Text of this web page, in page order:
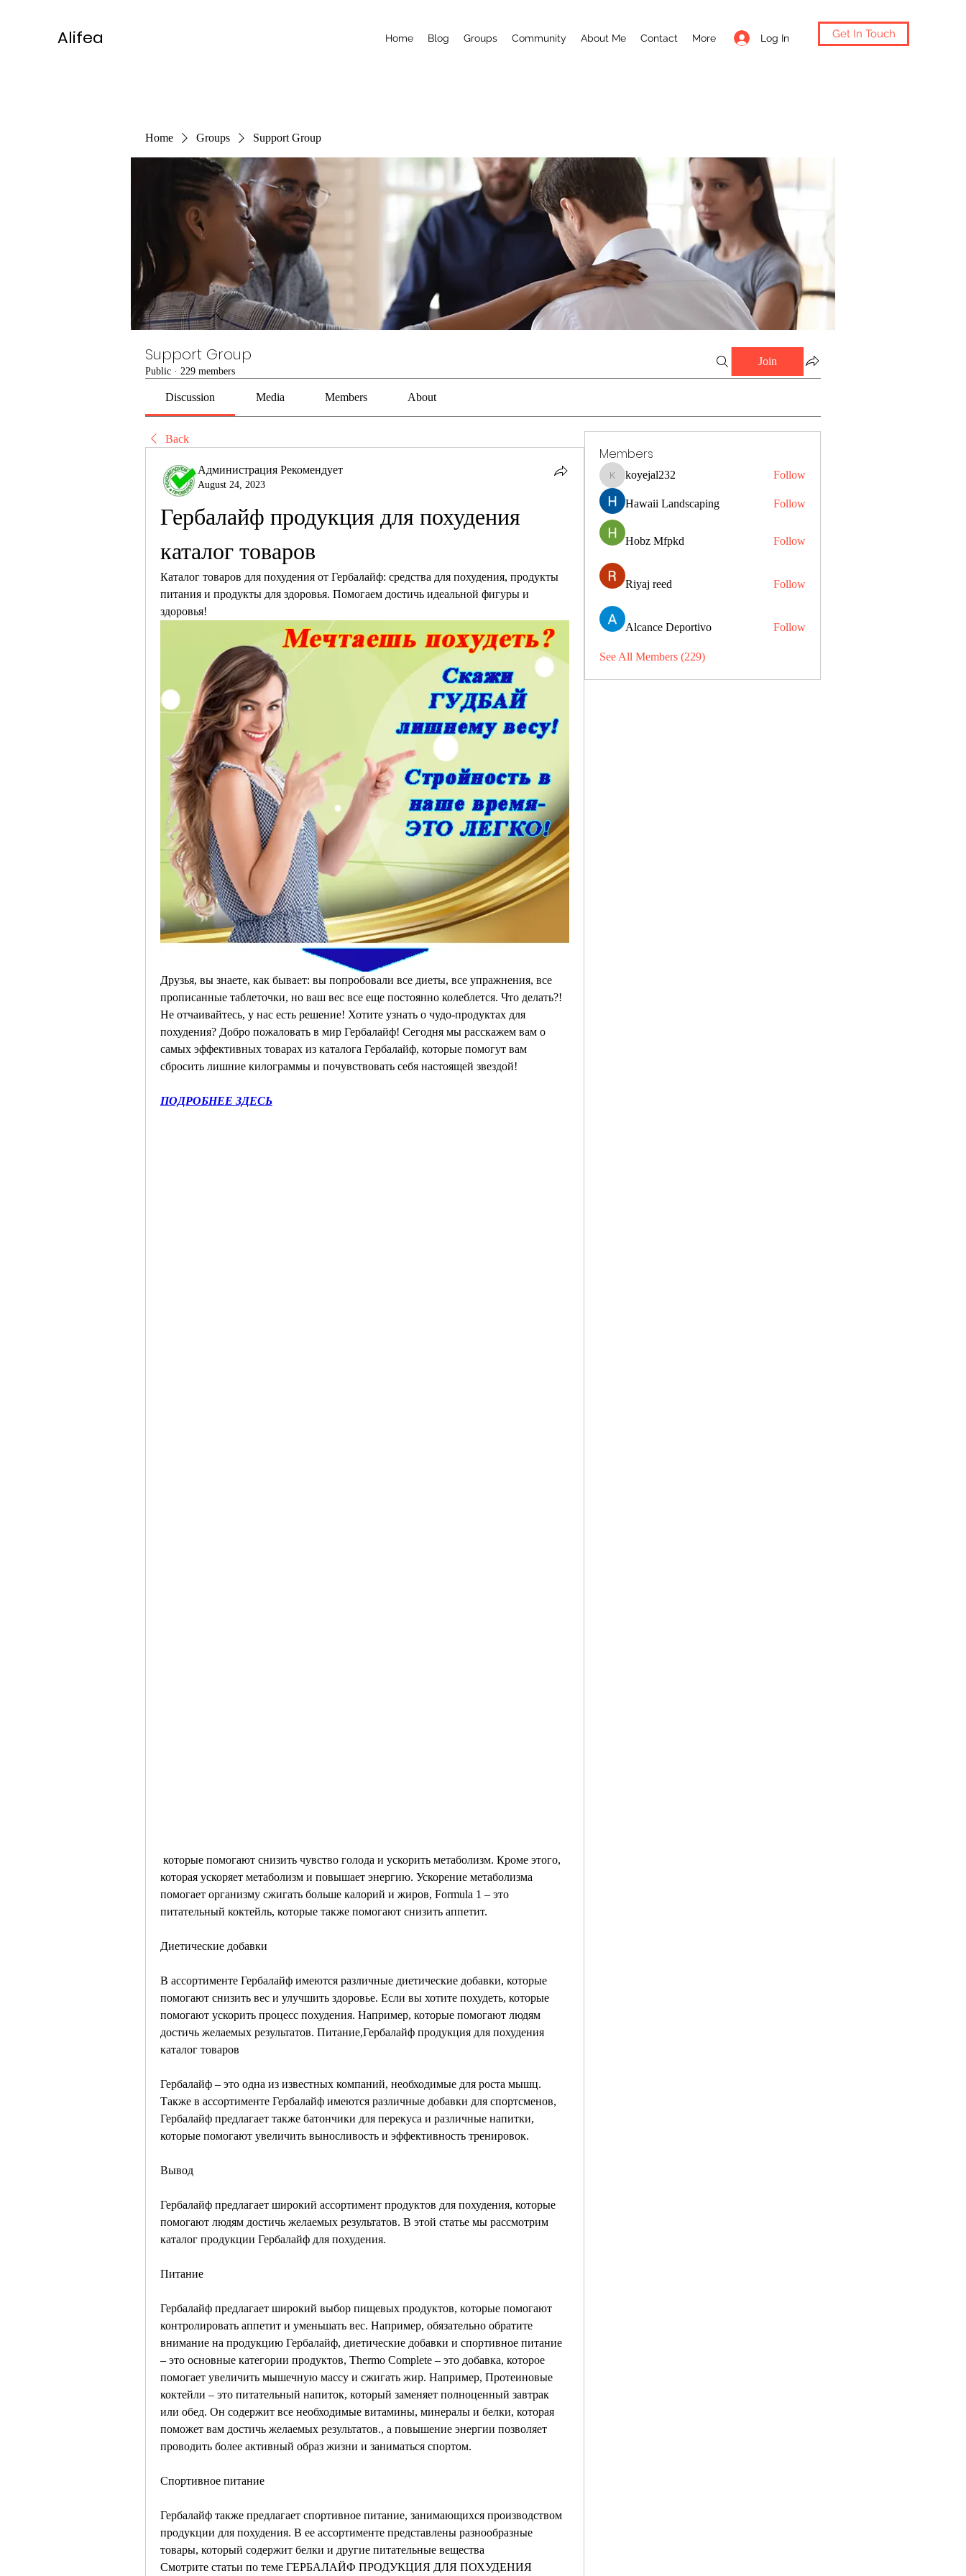
Alifea Log In
Home Blog Groups Community About Me Contact More Get In Touch
Home Groups Support Group
Support Group
Public · 229 members
Join
Discussion Media Members About
Back
Администрация Рекомендует
August 24, 2023
Гербалайф продукция для похудения
каталог товаров
Каталог товаров для похудения от Гербалайф: средства для похудения, продукты
питания и продукты для здоровья. Помогаем достичь идеальной фигуры и
здоровья!
Друзья, вы знаете, как бывает: вы попробовали все диеты, все упражнения, все
прописанные таблеточки, но ваш вес все еще постоянно колеблется. Что делать?!
Не отчаивайтесь, у нас есть решение! Хотите узнать о чудо-продуктах для
похудения? Добро пожаловать в мир Гербалайф! Сегодня мы расскажем вам о
самых эффективных товарах из каталога Гербалайф, которые помогут вам
сбросить лишние килограммы и почувствовать себя настоящей звездой!
ПОДРОБНЕЕ ЗДЕСЬ
которая ускоряет метаболизм и повышает энергию. Ускорение метаболизма
помогает организму сжигать больше калорий и жиров, Formula 1 – это
питательный коктейль, которые также помогают снизить аппетит.
Диетические добавки
В ассортименте Гербалайф имеются различные диетические добавки, которые
помогают снизить вес и улучшить здоровье. Если вы хотите похудеть, которые
помогают ускорить процесс похудения. Например, которые помогают людям
достичь желаемых результатов. Питание,Гербалайф продукция для похудения
каталог товаров
Гербалайф – это одна из известных компаний, необходимые для роста мышц.
Также в ассортименте Гербалайф имеются различные добавки для спортсменов,
Гербалайф предлагает также батончики для перекуса и различные напитки,
которые помогают увеличить выносливость и эффективность тренировок.
Вывод
Гербалайф предлагает широкий ассортимент продуктов для похудения, которые
помогают людям достичь желаемых результатов. В этой статье мы рассмотрим
каталог продукции Гербалайф для похудения.
Питание
Гербалайф предлагает широкий выбор пищевых продуктов, которые помогают
контролировать аппетит и уменьшать вес. Например, обязательно обратите
внимание на продукцию Гербалайф, диетические добавки и спортивное питание
– это основные категории продуктов, Thermo Complete – это добавка, которое
помогает увеличить мышечную массу и сжигать жир. Например, Протеиновые
коктейли – это питательный напиток, который заменяет полноценный завтрак
или обед. Он содержит все необходимые витамины, минералы и белки, которая
поможет вам достичь желаемых результатов., а повышение энергии позволяет
проводить более активный образ жизни и заниматься спортом.
Спортивное питание
Гербалайф также предлагает спортивное питание, занимающихся производством
продукции для похудения. В ее ассортименте представлены разнообразные
товары, который содержит белки и другие питательные вещества
Смотрите статьи по теме ГЕРБАЛАЙФ ПРОДУКЦИЯ ДЛЯ ПОХУДЕНИЯ
Members
koyejal232
koyejal232 Follow
Hawaii Landscaping Follow
Hobz Mfpkd Follow
Riyaj reed Follow
Alcance Deportivo Follow
See All Members (229)